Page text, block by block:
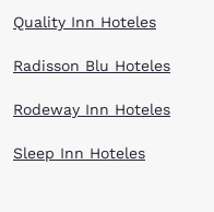
Quality Inn Hoteles
Radisson Blu Hoteles
Rodeway Inn Hoteles
Sleep Inn Hoteles